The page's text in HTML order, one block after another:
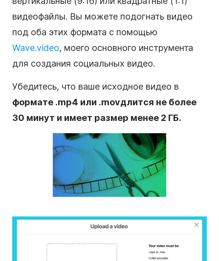
видеофайлы. Вы можете подогнать видео
под оба этих формата с помощью
Wave.video, моего основного инструмента
для создания социальных видео.
Убедитесь, что ваше исходное видео в
формате .mp4 или .movдлится не более
30 минут и имеет размер менее 2 ГБ.